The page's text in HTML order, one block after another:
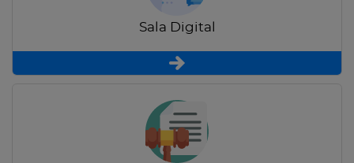
Sala Digital